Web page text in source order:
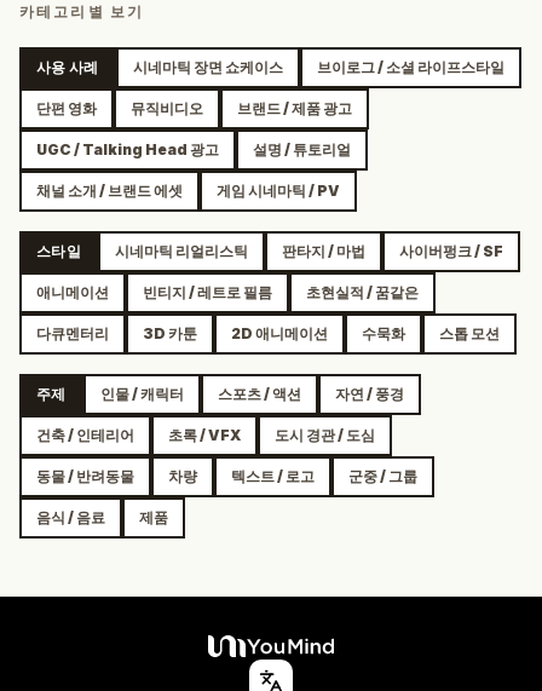
카테고리별 보기
사용 사례 시네마틱 장면 쇼케이스 브이로그 / 소셜 라이프스타일
단편 영화 뮤직비디오 브랜드 / 제품 광고
UGC / Talking Head 광고 설명 / 튜토리얼
채널 소개 / 브랜드 에셋 게임 시네마틱 / PV
스타일 시네마틱 리얼리스틱 판타지 / 마법 사이버펑크 / SF
애니메이션 빈티지 / 레트로 필름 초현실적 / 꿈같은
다큐멘터리 3D 카툰 2D 애니메이션 수묵화 스톱 모션
주제 인물 / 캐릭터 스포츠 / 액션 자연 / 풍경
건축 / 인테리어 초록 / VFX 도시 경관 / 도심
동물 / 반려동물 차량 텍스트 / 로고 군중 / 그룹
음식 / 음료 제품